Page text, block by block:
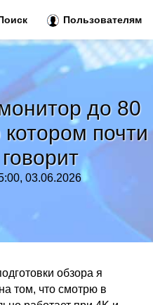
до 80
почти
03.06.2026
обзора я
том, что смотрю в
Пользователям